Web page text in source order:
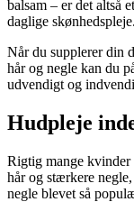
balsam – er det altså
daglige skønhedspleje.
Når du supplerer din
hår og negle kan du
udvendigt og
Hudpleje
Rigtig mange
hår og stærkere
negle blevet så